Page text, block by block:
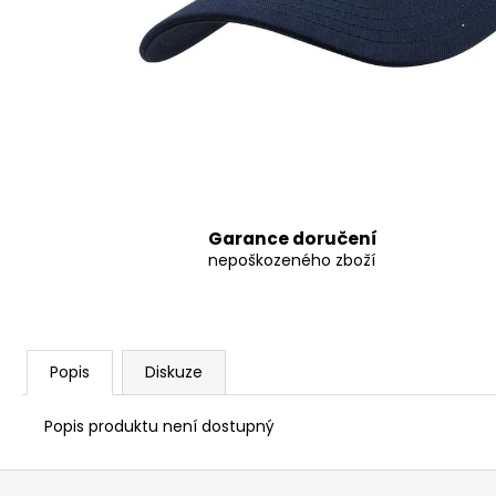
Garance doručení
nepoškozeného zboží
Popis Diskuze
Popis produktu není dostupný
8 797,38 Kč
Z